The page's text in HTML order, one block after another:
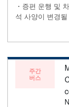
・증편 운행 및
석 사양이 변경
주간
버스